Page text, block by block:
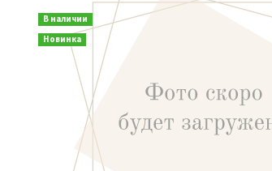
В наличии
Новинка